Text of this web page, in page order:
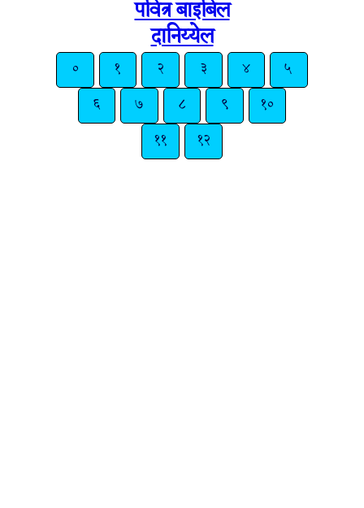
पवित्र बाइबिल
दानिय्येल
० १ २ ३ ४
५
६
७ ८ ९
१०
११
१२